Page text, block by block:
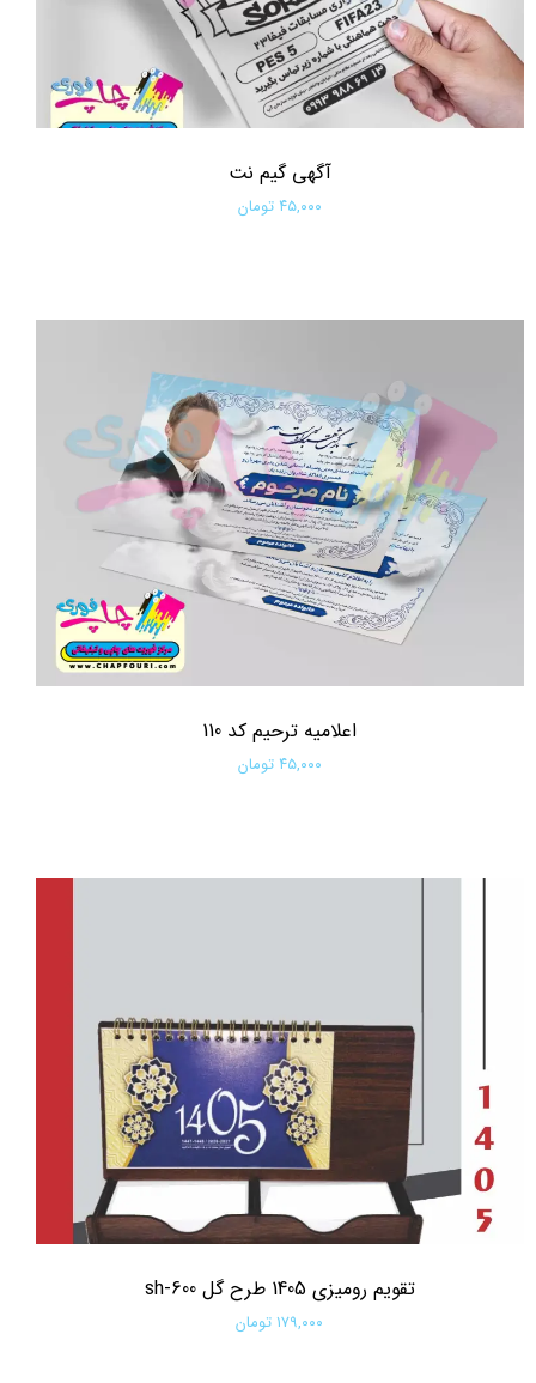
آگهی گیم نت
۴۵,۰۰۰ تومان
اعلامیه ترحیم کد 110
۴۵,۰۰۰ تومان
تقویم رومیزی 1405 طرح گل sh-600
۱۷۹,۰۰۰ تومان